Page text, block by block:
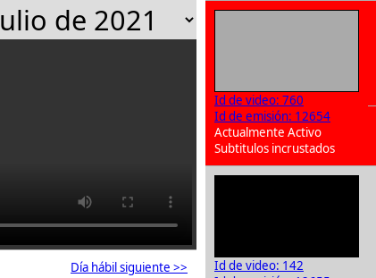
Día hábil siguiente >>
Id de video: 760
Id de emisión: 12654
Actualmente Activo
Subtitulos incrustados
Id de video: 142